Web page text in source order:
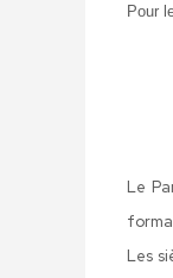
Pour
Le
Les